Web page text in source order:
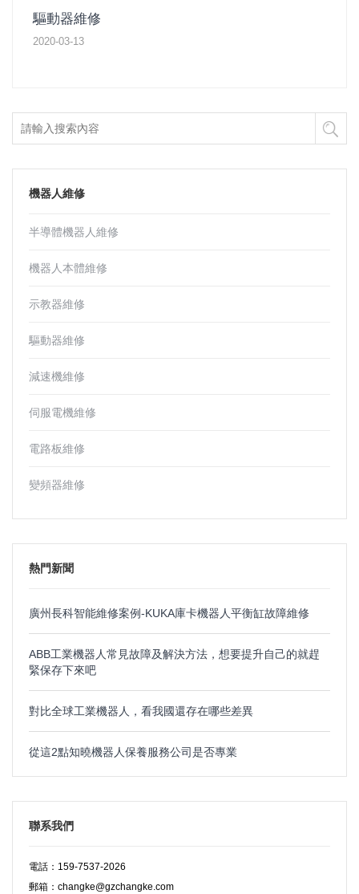
驅動器維修
2020-03-13
機器人維修
半導體機器人維修
機器人本體維修
示教器維修
驅動器維修
減速機維修
伺服電機維修
電路板維修
變頻器維修
熱門新聞
廣州長科智能維修案例-KUKA庫卡機器人平衡缸故障維修
ABB工業機器人常見故障及解決方法，想要提升自己的就趕
緊保存下來吧
對比全球工業機器人，看我國還存在哪些差異
從這2點知曉機器人保養服務公司是否專業
聯系我們
電話：159-7537-2026
郵箱：changke@gzchangke.com